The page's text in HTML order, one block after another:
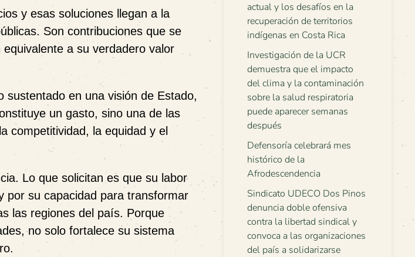
y esas soluciones llegan a la
Son contribuciones que se
a su verdadero valor
sustentado en una visión de Estado,
un gasto, sino una de las
competitividad, la equidad y el
Lo que solicitan es que su labor
por su capacidad para transformar
las regiones del país. Porque
no solo fortalece su sistema
actual y los desafíos en la
recuperación de territorios
indígenas en Costa Rica
Investigación de la UCR
demuestra que el impacto
del clima y la contaminación
sobre la salud respiratoria
puede aparecer semanas
después
Defensoría celebrará mes
histórico de la
Afrodescendencia
Sindicato UDECO Dos Pinos
denuncia doble ofensiva
contra la libertad sindical y
convoca a las organizaciones
del país a solidarizarse